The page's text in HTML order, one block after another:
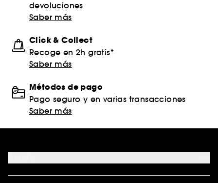
devoluciones
Saber más
Click & Collect
Recoge en 2h gratis*
Saber más
Métodos de pago
Pago seguro y en varias transacciones
Saber más
FAQ